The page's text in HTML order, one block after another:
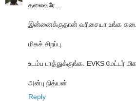
தலைவரே...
இன்னைக்குதான் வரிசையா உங்க
மிகச் சிறப்பு.
உடம்ப பாத்துக்குங்க. EVKS மேட்டர் மிக
அன்பு நித்யன்
Reply